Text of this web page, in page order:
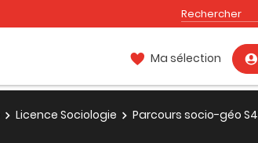
Ma sélection
Licence Sociologie
Parcours socio-géo S4